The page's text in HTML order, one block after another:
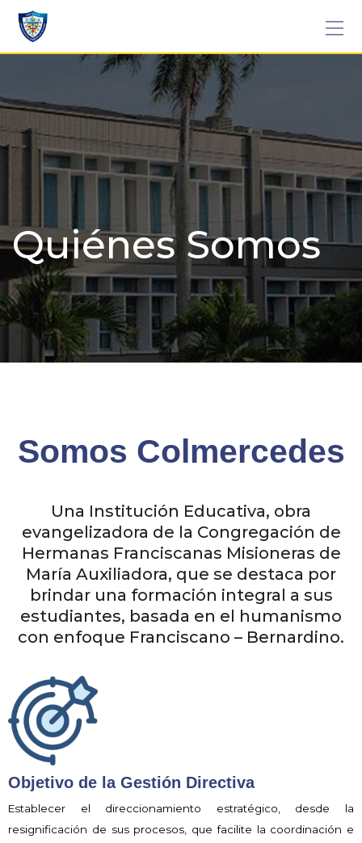
Quiénes Somos
Somos Colmercedes
Una Institución Educativa, obra
evangelizadora de la Congregación de
Hermanas Franciscanas Misioneras de
María Auxiliadora, que se destaca por
brindar una formación integral a sus
estudiantes, basada en el humanismo
con enfoque Franciscano – Bernardino.
Objetivo de la Gestión Directiva
Establecer el direccionamiento estratégico, desde la
resignificación de sus procesos, que facilite la coordinación e